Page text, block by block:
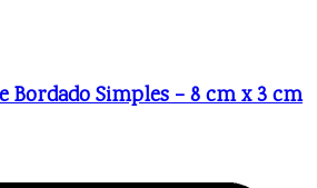
Bordado Simples – 8 cm x 3 cm